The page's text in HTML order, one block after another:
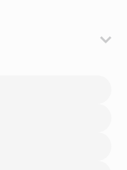
produto nas mãos,